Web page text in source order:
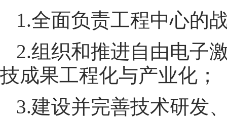
1.全面负责工程中心的
2.组织和推进自由电子
技成果工程化与产业化；
3.建设并完善技术研发